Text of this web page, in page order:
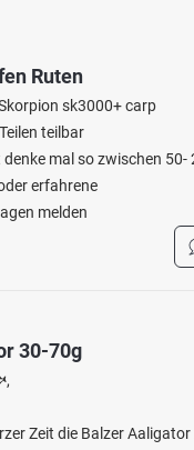
Ruten
sk3000+ carp
teilbar
mal so zwischen 50-
erfahrene
melden
30-70g
Zeit die Balzer